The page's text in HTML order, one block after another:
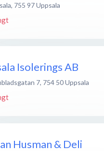
, 755 97Uppsala
Isolerings AB
7, 754 50Uppsala
Husman & Deli